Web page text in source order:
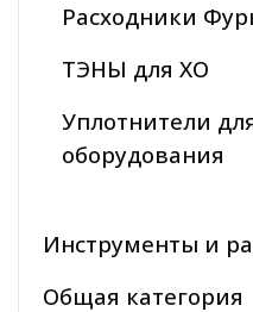
Расходники
ТЭНЫ для ХО
Уплотнители
оборудования
Инструменты и
Общая категория